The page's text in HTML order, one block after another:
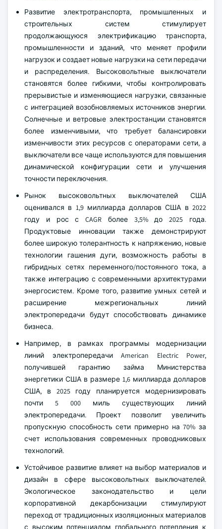
Развитие электротранспорта, промышленных и
строительных систем стимулирует
продолжающуюся электрификацию транспорта,
промышленности и зданий, что меняет профили
нагрузок и создает новые нагрузки на сети передачи
и распределения. Высоковольтные выключатели
становятся более гибкими, чтобы контролировать
прерывистые и изменяющиеся нагрузки, связанные
с интеграцией возобновляемых источников энергии.
Солнечные и ветровые электростанции становятся
более изменчивыми, что требует балансировки
изменчивости этих ресурсов с операторами сети, а
выключатели все чаще используются для повышения
динамической конфигурации сети и улучшения
точности переключения.
Рынок высоковольтных выключателей США
оценивался в 1,9 миллиарда долларов США в 2022
году и рос с CAGR более 3,5% до 2025 года.
Продуктовые инновации также демонстрируют
более широкую толерантность к напряжению, новые
технологии гашения дуги, возможность работы в
гибридных сетях переменного/постоянного тока, а
также интеграцию с современными архитектурами
энергосистем. Кроме того, развитие умных сетей и
расширение межрегиональных линий
электропередачи будут способствовать динамике
бизнеса.
Например, в рамках программы модернизации
линий электропередачи American Electric Power,
получившей гарантию займа Министерства
энергетики США в размере 1,6 миллиарда долларов
США, в 2025 году планируется модернизировать
почти 5 000 миль существующих линий
электропередачи. Проект позволит увеличить
пропускную способность сети примерно на 70% за
счет использования современных проводниковых
технологий.
Устойчивое развитие влияет на выбор материалов и
дизайн в сфере высоковольтных выключателей.
Экологическое законодательство и цели
корпоративной декарбонизации стимулируют
переход от традиционных изоляционных материалов
с высоким потенциалом глобального потепления к